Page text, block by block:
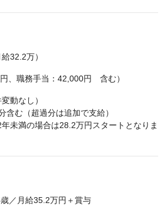
32.2万）
、職務手当：42,000円 含む）
動なし）
む（超過分は追加で支給）
未満の場合は28.2万円スタートとなりま
／月給35.2万円＋賞与